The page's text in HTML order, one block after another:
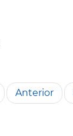
Anterior